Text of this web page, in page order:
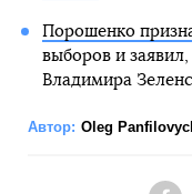
Порошенко
выборов и
Владимира
Автор: Oleg